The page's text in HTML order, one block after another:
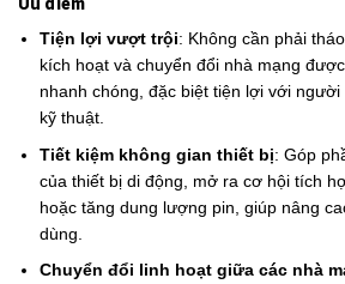
Tiện lợi vượt trội: Không cần phải
kích hoạt và chuyển đổi nhà mạng
nhanh chóng, đặc biệt tiện lợi với
kỹ thuật.
Tiết kiệm không gian thiết bị: Góp
của thiết bị di động, mở ra cơ hội tích
hoặc tăng dung lượng pin, giúp nâng
dùng.
Chuyển đổi linh hoạt giữa các nhà